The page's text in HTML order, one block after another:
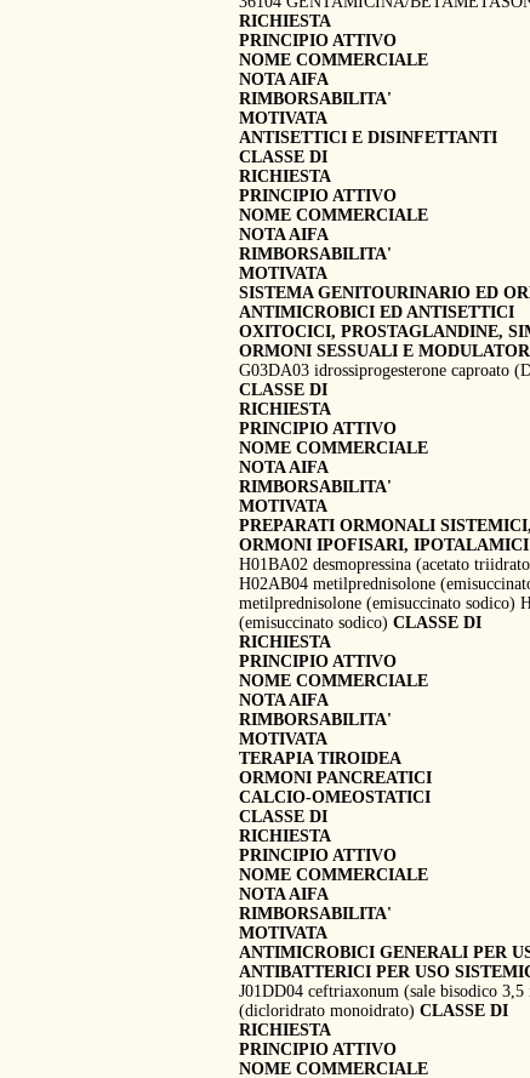
RICHIESTA
PRINCIPIO ATTIVO
NOME COMMERCIALE
NOTA AIFA
RIMBORSABILITA'
MOTIVATA
ANTISETTICI E DISINFETTANTI
CLASSE DI
RICHIESTA
PRINCIPIO ATTIVO
NOME COMMERCIALE
NOTA AIFA
RIMBORSABILITA'
MOTIVATA
SISTEMA GENITOURINARIO ED
ANTIMICROBICI ED ANTISETTICI
OXITOCICI, PROSTAGLANDINE,
ORMONI SESSUALI E
G03DA03 idrossiprogesterone caproato
CLASSE DI
RICHIESTA
PRINCIPIO ATTIVO
NOME COMMERCIALE
NOTA AIFA
RIMBORSABILITA'
MOTIVATA
PREPARATI ORMONALI
ORMONI IPOFISARI,
H01BA02 desmopressina (acetato
H02AB04 metilprednisolone
metilprednisolone (emisuccinato sodico)
(emisuccinato sodico) CLASSE DI
RICHIESTA
PRINCIPIO ATTIVO
NOME COMMERCIALE
NOTA AIFA
RIMBORSABILITA'
MOTIVATA
TERAPIA TIROIDEA
ORMONI PANCREATICI
CALCIO-OMEOSTATICI
CLASSE DI
RICHIESTA
PRINCIPIO ATTIVO
NOME COMMERCIALE
NOTA AIFA
RIMBORSABILITA'
MOTIVATA
ANTIMICROBICI GENERALI PER
ANTIBATTERICI PER USO
J01DD04 ceftriaxonum (sale bisodico
(dicloridrato monoidrato) CLASSE DI
RICHIESTA
PRINCIPIO ATTIVO
NOME COMMERCIALE